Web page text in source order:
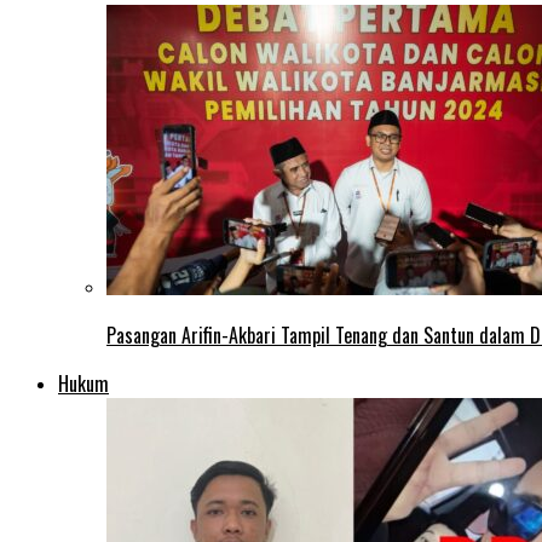
Pasangan Arifin-Akbari Tampil Tenang dan Santun dalam
Hukum